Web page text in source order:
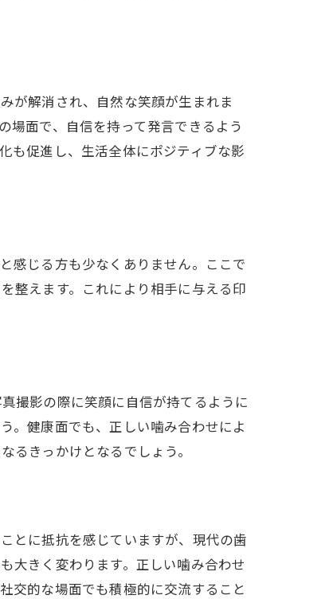
が解消され、自然な笑顔が生まれま
場面で、自信を持って発言できるよう
も促進し、生活全体にポジティブな影
感じる方も少なくありません。ここで
整えます。これにより相手に与える印
撮影の際に笑顔に自信が持てるように
。健康面でも、正しい噛み合わせによ
きっかけとなるでしょう。
とに抵抗を感じていますが、現代の歯
大きく変わります。正しい噛み合わせ
交的な場面でも積極的に交流すること